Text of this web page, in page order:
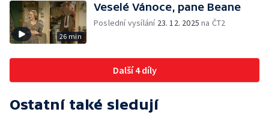
26 min
Veselé Vánoce, pane Beane
Poslední vysílání 23. 12. 2025 na ČT2
Další 4 díly
Ostatní také sledují